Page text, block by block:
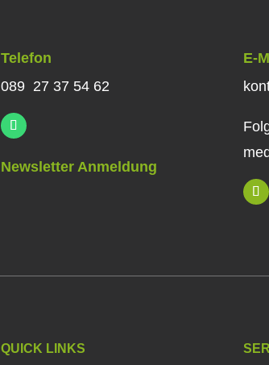
Telefon
089 27 37 54 62
Newsletter Anmeldung
E-
QUICK LINKS